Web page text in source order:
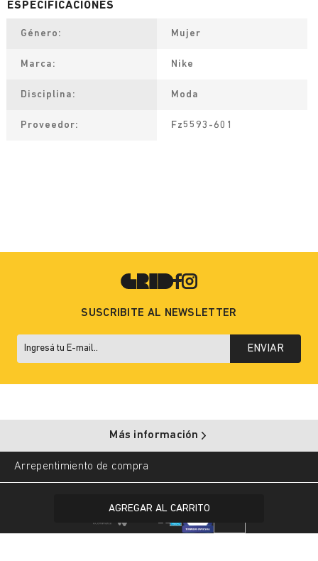
AGREGAR AL CARRITO
Género Mujer
Marca Nike
Disciplina Moda
Proveedor Fz5593-601
SUSCRIBITE AL NEWSLETTER
ENVIAR
Más información
Arrepentimiento de compra